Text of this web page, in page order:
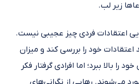
زیر لب.
اعتقادات فردی چیز عجیبی نیست.
اعتقادات خود را بررسی کند و میزان
را بالا ببرد؛ اما افرادی گرفتار فکر